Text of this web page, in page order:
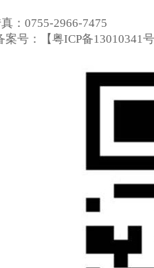
：0755-2966-7475
案号：【粤ICP备13010341号